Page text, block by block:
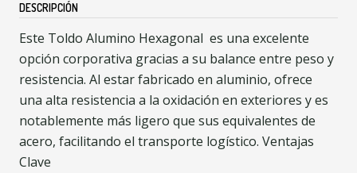
DESCRIPCIÓN
Este Toldo Alumino Hexagonal es una excelente
opción corporativa gracias a su balance entre peso y
resistencia. Al estar fabricado en aluminio, ofrece
una alta resistencia a la oxidación en exteriores y es
notablemente más ligero que sus equivalentes de
acero, facilitando el transporte logístico. Ventajas
Clave